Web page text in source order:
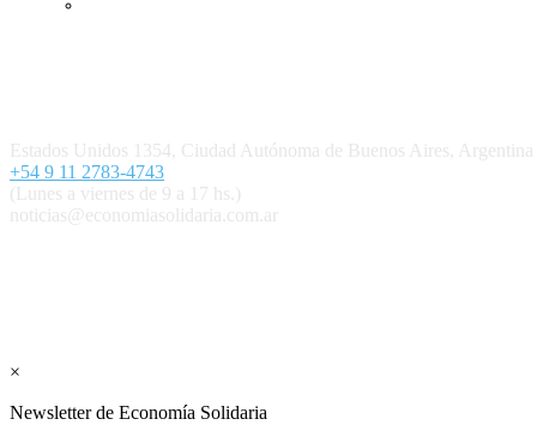
Estados Unidos 1354, Ciudad Autónoma de Buenos Aires,
+54 9 11 2783-4743
(Lunes a viernes de 9 a 17 hs.)
noticias@economiasolidaria.com.ar
×
Newsletter de Economía Solidaria